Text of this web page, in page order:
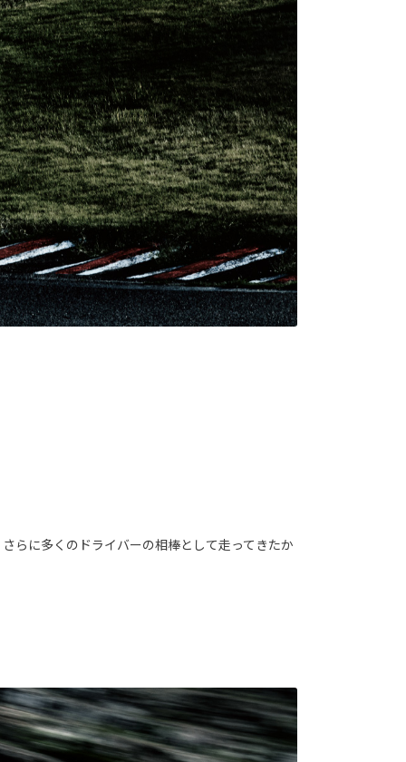
らに多くのドライバーの相棒として走ってきたか